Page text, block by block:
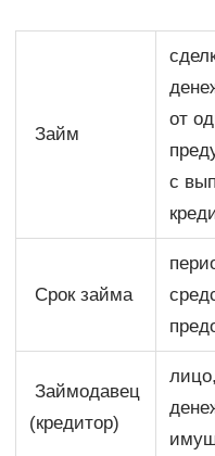
Займ
от
с
Срок займа
Займодавец
(кредитор)